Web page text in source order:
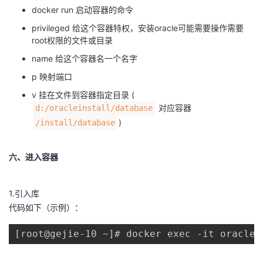
docker run 启动容器的命令
privileged 给这个容器特权，安装oracle可能需要操作需要
root权限的文件或目录
name 给这个容器名一个名字
p 映射端口
v 挂在文件到容器指定目录 (
d:/oracleinstall/database 对应容器
/install/database )
六、进入容器
1.引入库
代码如下（示例）：
[root@gejie-10 ~]# docker exec -it